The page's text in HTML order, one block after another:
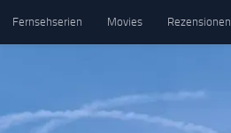
Fernsehserien Movies Rezensionen